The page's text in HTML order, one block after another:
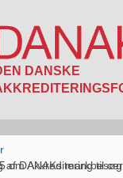
samt til verifikation – Omfang af DANAKs markbesøg